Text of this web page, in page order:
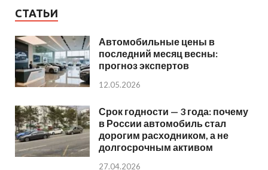
СТАТЬИ
Автомобильные цены в
последний месяц весны:
прогноз экспертов
12.05.2026
Срок годности — 3 года: почему
в России автомобиль стал
дорогим расходником, а не
долгосрочным активом
27.04.2026